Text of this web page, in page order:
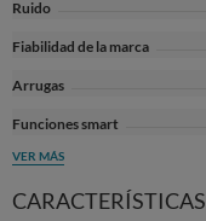
Ruido
Fiabilidad de la marca
Arrugas
Funciones smart
VER MÁS
CARACTERÍSTICAS